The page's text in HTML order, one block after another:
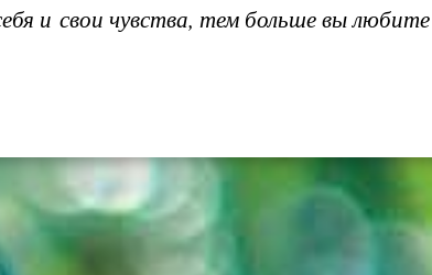
и свои чувства, тем больше вы